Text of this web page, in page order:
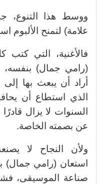
ووسط هذا التنوع،
علامة) لتمنح الألبوم
فالأغنية، التي كتب
(رامي جمال) بنفسه،
أراد أن يبعث بها
الذي استطاع أن
السنوات لا يزال
عن بصمته الخاصة.
ولأن النجاح لا
استعان (رامي جمال)
صناعة الموسيقى،